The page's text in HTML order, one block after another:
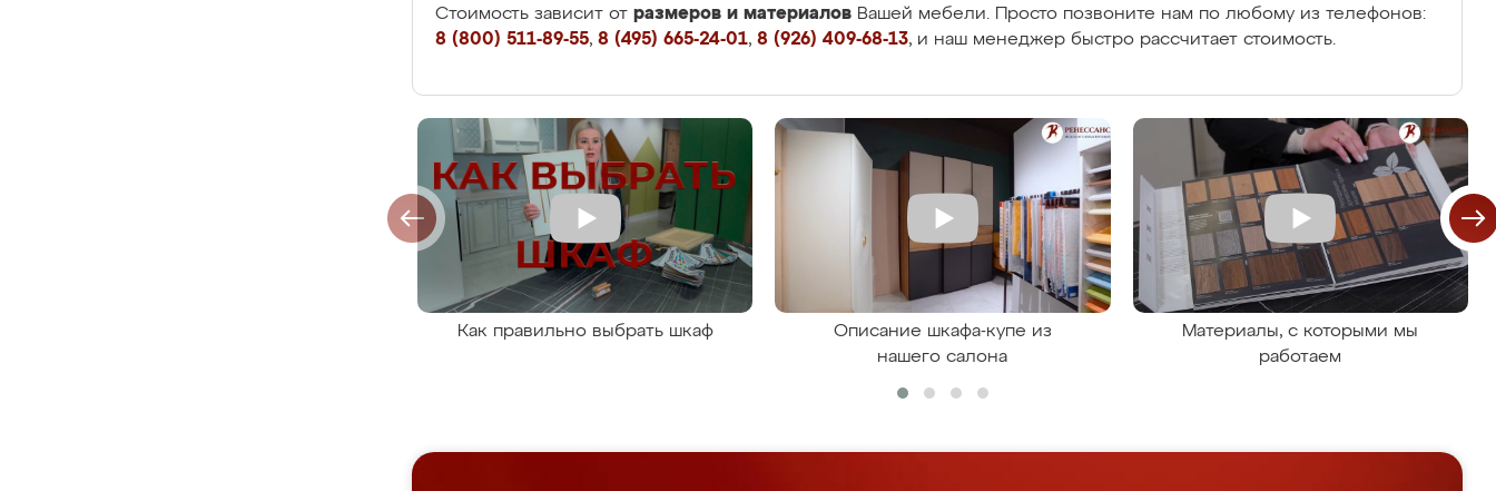
Стоимость зависит от размеров и материалов Вашей мебели. Просто позвоните нам по любому из телефонов:
8 (800) 511-89-55, 8 (495) 665-24-01, 8 (926) 409-68-13, и наш менеджер быстро рассчитает стоимость.
Как правильно выбрать шкаф
Описание шкафа-купе из
нашего салона
Материалы, с которыми мы
работаем